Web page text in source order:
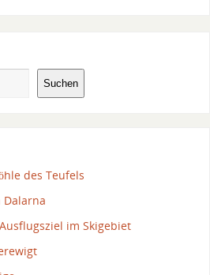
Suchen
des Teufels
Dalarna
im Skigebiet